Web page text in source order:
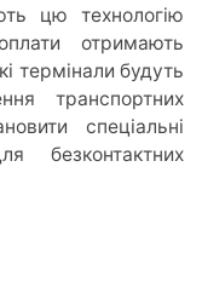
цю технологію
отримають
термінали будуть
транспортних
спеціальні
безконтактних